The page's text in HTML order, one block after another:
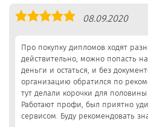
Оценка
08.09.2020
Про покупку дипломов ходят
действительно, можно попасть
деньги и остаться, и без
организацию обратился по
тут делали корочки для
Работают профи, был приятно
сервисом. Буду рекомендовать